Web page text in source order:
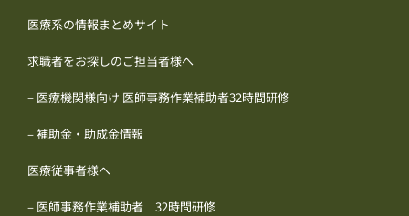
医療系の情報まとめサイト
求職者をお探しのご担当者様へ
– 医療機関様向け 医師事務作業補助者32時間研修
– 補助金・助成金情報
医療従事者様へ
– 医師事務作業補助者 32時間研修